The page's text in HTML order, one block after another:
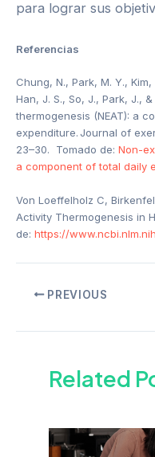
para lograr sus
Referencias
Chung, N., Park, M. Y.,
Han, J. S., So, J., Park, J.,
thermogenesis (NEAT): a
expenditure. Journal of
23–30. Tomado de: Non-
a component of total daily
Von Loeffelholz C,
Activity Thermogenesis in
de: https://
PREVIOUS
Related